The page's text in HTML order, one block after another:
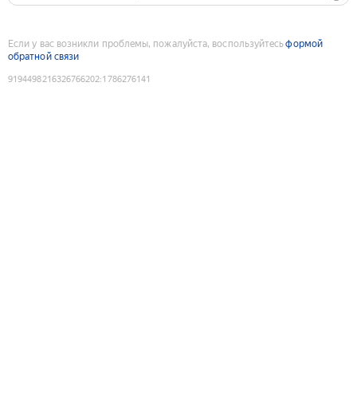
Если у вас возникли проблемы, пожалуйста, воспользуйтесьформой
обратной связи
9194498216326766202:1786276141